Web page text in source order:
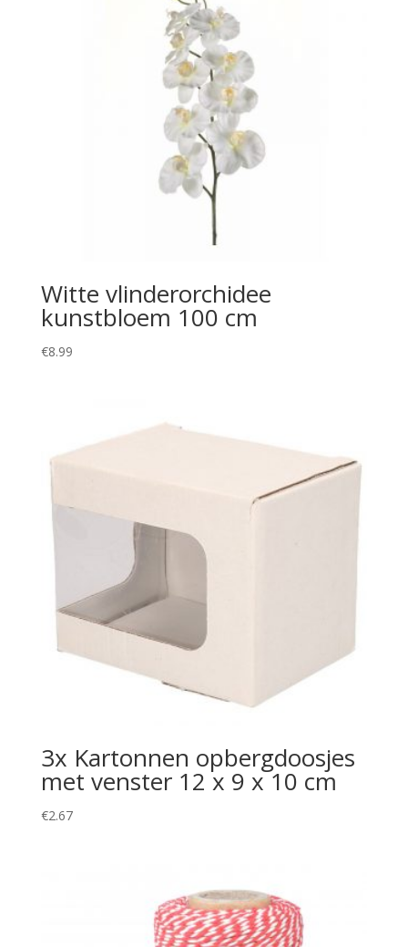
Witte vlinderorchidee
kunstbloem 100 cm
€8.99
3x Kartonnen opbergdoosjes
met venster 12 x 9 x 10 cm
€2.67